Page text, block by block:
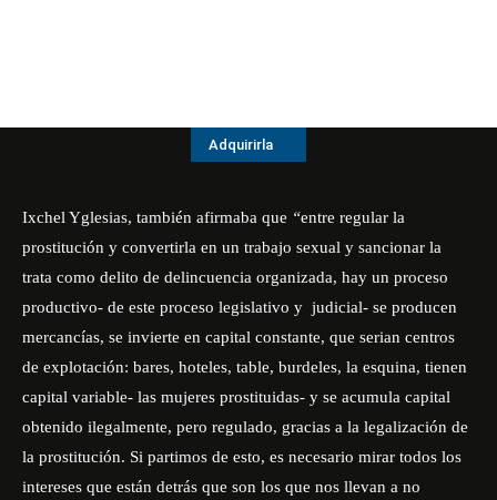
Adquirirla
Ixchel Yglesias, también afirmaba que “entre regular la
prostitución y convertirla en un trabajo sexual y sancionar la
trata como delito de delincuencia organizada, hay un proceso
productivo- de este proceso legislativo y judicial- se producen
mercancías, se invierte en capital constante, que serian centros
de explotación: bares, hoteles, table, burdeles, la esquina, tienen
capital variable- las mujeres prostituidas- y se acumula capital
obtenido ilegalmente, pero regulado, gracias a la legalización de
la prostitución. Si partimos de esto, es necesario mirar todos los
intereses que están detrás que son los que nos llevan a no